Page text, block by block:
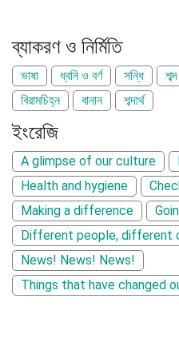
ব্যাকরণ ও নির্মিতি
ভাষা ধ্বনি ও বর্ণ সন্ধি
বিরামচিহ্ন
বানান শব্দার্থ
ইংরেজি
A glimpse of our culture
Health and hygiene
Making a difference
Different people, different
News! News! News!
Things that have changed